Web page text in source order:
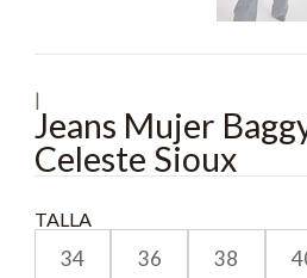
|
Jeans Mujer
Celeste Sioux
TALLA
34 36 38